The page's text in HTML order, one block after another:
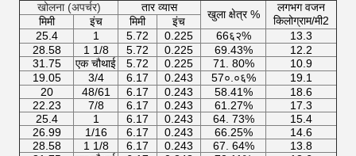
खोलना (अपर्चर) तार व्यास
खुला क्षेत्र %
लगभग वजन
किलोग्राम/मी2
मिमी इंच मिमी
इंच
25.4
1 5.72 0.225 66६२%
13.3
28.58
1 1/8 5.72 0.225 69.43%
12.2
31.75
एक चौथाई 5.72 0.225 71. 80%
10.9
19.05
3/4 6.17 0.243 57०.०६%
19.1
20
48/61 6.17 0.243 58.41%
18.6
22.23
7/8 6.17 0.243 61.27%
17.3
25.4
1 6.17 0.243 64. 73%
15.4
26.99
1/16 6.17 0.243 66.25%
14.6
28.58
1 1/8 6.17 0.243 67. 64%
13.8